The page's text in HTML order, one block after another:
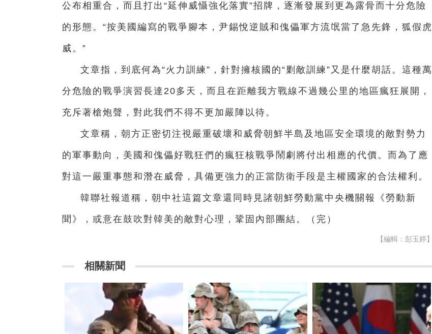
公布相重合，而且打出“延伸威懾強化落實”招牌，逐漸發展到更為露骨而十分危險
的形態。“按美國編寫的戰爭腳本，尹錫悅逆賊和傀儡軍方流氓當了急先鋒，狐假虎
威。”
文章指，到底何為“火力訓練”，針對擁核國的“剿敵訓練”又是什麼胡話。這種萬
分危險的戰爭演習長達20多天，而且在距離我方戰線不過幾公里的地區瘋狂展開，
充斥著槍炮聲，對此我們不得不更加嚴陣以待。
文章稱，朝方正密切注視嚴重破壞和威脅朝鮮半島及地區安全環境的敵對勢力
的軍事動向，美國和傀儡好戰狂們的瘋狂核戰爭鬧劇將付出相應的代價。而為了應
對這一嚴重事態和潛在威脅，具備更強力的正當防衛手段是主權國家的合法權利。
韓聯社報道稱，朝中社這篇文章還同時見諸朝鮮勞動黨中央機關報《勞動新
聞》，或意在鼓吹對韓美的敵對心理，鞏固內部團結。（完）
【編輯：彭玉婷】
相關新聞